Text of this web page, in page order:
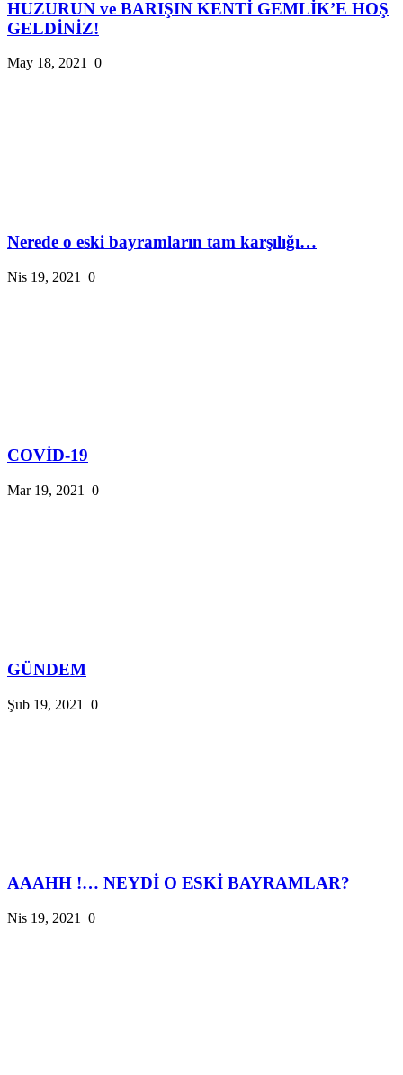
HUZURUN ve BARIŞIN KENTİ GEMLİK’E HOŞ
GELDİNİZ!
May 18, 2021 0
Nerede o eski bayramların tam karşılığı…
Nis 19, 2021 0
COVİD-19
Mar 19, 2021 0
GÜNDEM
Şub 19, 2021 0
AAAHH !… NEYDİ O ESKİ BAYRAMLAR?
Nis 19, 2021 0